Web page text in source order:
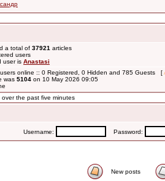
a total of 37921 articles
users
user is Anastasi
users online :: 0 Registered, 0 Hidden and 785 Guests [
was 5104 on 10 May 2026 09:05
the past five minutes
Username: Password:
New posts